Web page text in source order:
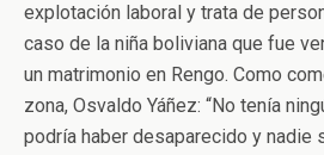
explotación laboral y trata de
caso de la niña boliviana que fue
un matrimonio en Rengo. Como
zona, Osvaldo Yáñez: “No tenía
podría haber desaparecido y nadie